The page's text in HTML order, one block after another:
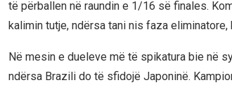
të përballen në raundin e 1/16 së finales.
kalimin tutje, ndërsa tani nis faza
Në mesin e dueleve më të spikatura bie në
ndërsa Brazili do të sfidojë Japoninë.